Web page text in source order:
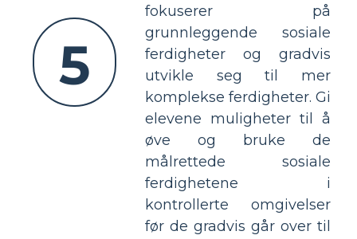
5
fokuserer på
grunnleggende sosiale
ferdigheter og gradvis
utvikle seg til mer
komplekse ferdigheter. Gi
elevene muligheter til å
øve og bruke de
målrettede sosiale
ferdighetene i
kontrollerte omgivelser
før de gradvis går over til